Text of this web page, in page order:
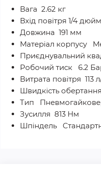
Вага 2.62 кг
Вхід повітря 1/4
Довжина 191 мм
Матеріал корпусу
Приєднувальний
Робочий тиск 6.2
Витрата повітря 113
Швидкість
Тип
Зусилля 813 Нм
Шпіндель